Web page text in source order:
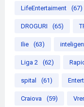
LifeEntertaiment (67)
DROGURI (65)
Ilie (63)
Liga 2 (62)
spital (61)
Craiova (59)